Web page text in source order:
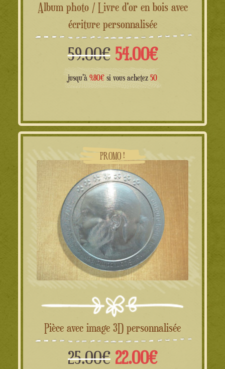
Album photo / Livre d'or en bois avec
écriture personnalisée
59.00€ Le
prix
était :
59.00€.
54.00€Le
prix
est :
54.00€.
jusqu'à 9.80€ si vous achetez 50
PROMO !
Pièce avec image 3D personnalisée
25.00€ Le
22.00€Le